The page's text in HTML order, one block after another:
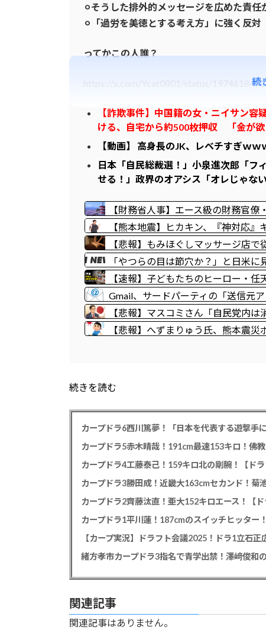
⚪︎そうした排外的メッセージを広めた責任
⚪︎「過労を美徳とする考え方」に強く反対
ってかこの人誰？
https://x.com/Ycat0801/status/
【詐欺事件】中国籍の女・ニイサン
ける、自宅から約500枚押収 「金が
【動画】 高身長のJK、レベチすぎｗ
日本「自民総裁選！」小泉進次郎「フ
せる！」政界のオアシス「オレじゃな
【財務省人事】エース級の財務官
かったから」
【熊本地震】ヒカキン、『神対応』
【悲報】もみほぐしマッサージ店
ｗｗｗｗ
「やつらの目は節穴か？」と日米
が続出、日英米の資産を処分して
【速報】子どもたちのヒーロー・
助法適用地域） 義援金5000万円寄付
Gmail、サードパーティの「送信元
【悲報】マスコミさん「自民党内
で嘘が完全発覚 → ｗｗｗｗｗｗｗ
【悲報】へずまりゅう氏、熊本震
続きを読む
続
カープドラ6西川篤夢！「日本を代表する遊撃手
カープドラ5赤木晴哉！191cm最速153キロ！佛
カープドラ4工藤泰己！159キロ北の剛腕！【ドラ
カープドラ3勝田成！近畿大163cmセカンド！菊
カープドラ2齊藤汰直！亜大152キロエース！【ド
【カープ実況】ドラフト会議2025！ドラ1立石正
緒方孝市カープドラ3指名で青学出禁！澤﨑俊和
関連記事
関連記事はありません。